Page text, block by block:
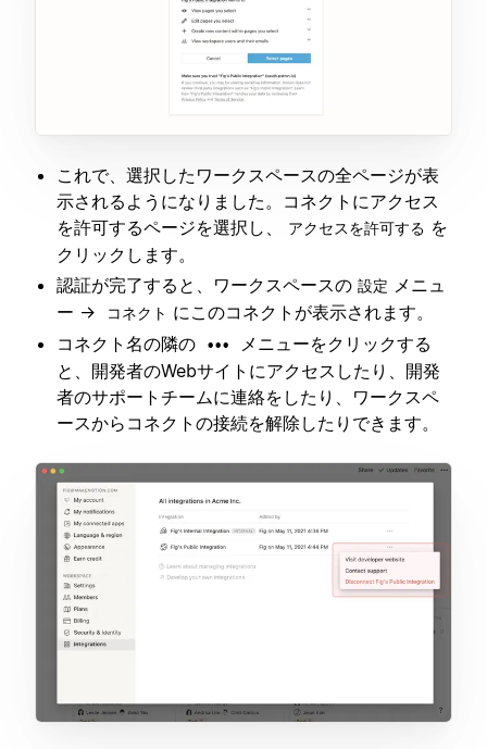
これで、選択したワークスペースの全ページが表
示されるようになりました。コネクトにアクセス
を許可するページを選択し、
アクセスを許可する を
クリックします。
認証が完了すると、ワークスペースの 設定 メニュ
ー →
コネクト にこのコネクトが表示されます。
コネクト名の隣の
•••
メニューをクリックする
と、開発者のWebサイトにアクセスしたり、開発
者のサポートチームに連絡をしたり、ワークスペ
ースからコネクトの接続を解除したりできます。